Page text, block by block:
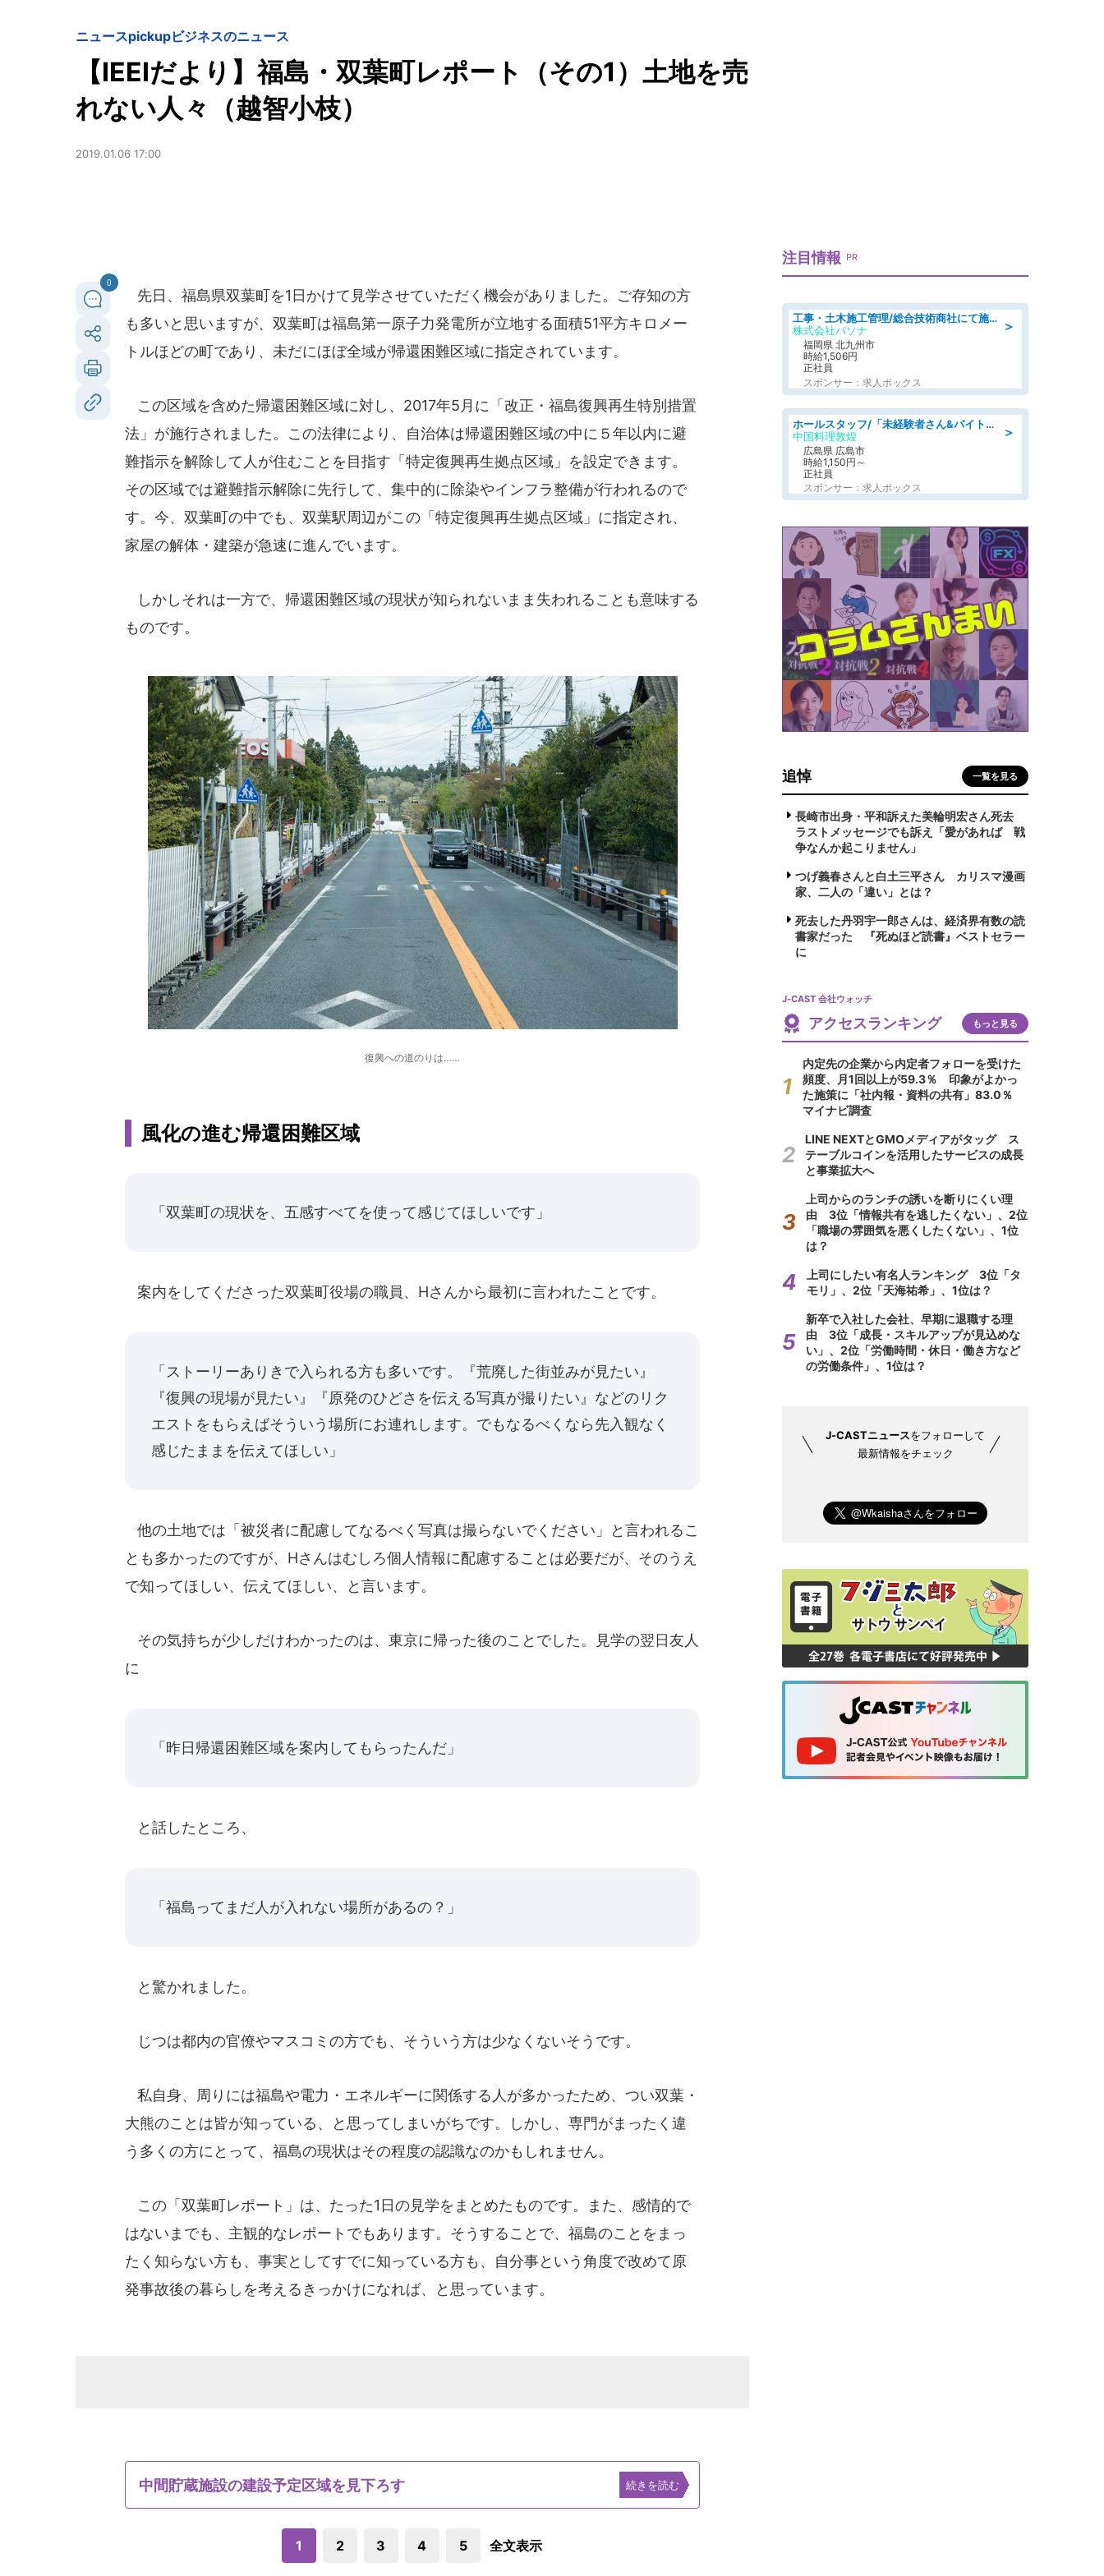
ニュースpickupビジネスのニュース
【IEEIだより】福島・双葉町レポート（その1）土地を売
れない人々（越智小枝）
2019.01.06 17:00
0
先日、福島県双葉町を1日かけて見学させていただく機会がありました。ご存知の方
も多いと思いますが、双葉町は福島第一原子力発電所が立地する面積51平方キロメー
トルほどの町であり、未だにほぼ全域が帰還困難区域に指定されています。
この区域を含めた帰還困難区域に対し、2017年5月に「改正・福島復興再生特別措置
法」が施行されました。この法律により、自治体は帰還困難区域の中に５年以内に避
難指示を解除して人が住むことを目指す「特定復興再生拠点区域」を設定できます。
その区域では避難指示解除に先行して、集中的に除染やインフラ整備が行われるので
す。今、双葉町の中でも、双葉駅周辺がこの「特定復興再生拠点区域」に指定され、
家屋の解体・建築が急速に進んでいます。
しかしそれは一方で、帰還困難区域の現状が知られないまま失われることも意味する
ものです。
復興への道のりは……
風化の進む帰還困難区域
「双葉町の現状を、五感すべてを使って感じてほしいです」
案内をしてくださった双葉町役場の職員、Hさんから最初に言われたことです。
「ストーリーありきで入られる方も多いです。『荒廃した街並みが見たい』
『復興の現場が見たい』『原発のひどさを伝える写真が撮りたい』などのリク
エストをもらえばそういう場所にお連れします。でもなるべくなら先入観なく
感じたままを伝えてほしい」
他の土地では「被災者に配慮してなるべく写真は撮らないでください」と言われるこ
とも多かったのですが、Hさんはむしろ個人情報に配慮することは必要だが、そのうえ
で知ってほしい、伝えてほしい、と言います。
その気持ちが少しだけわかったのは、東京に帰った後のことでした。見学の翌日友人
に
「昨日帰還困難区域を案内してもらったんだ」
と話したところ、
「福島ってまだ人が入れない場所があるの？」
と驚かれました。
じつは都内の官僚やマスコミの方でも、そういう方は少なくないそうです。
私自身、周りには福島や電力・エネルギーに関係する人が多かったため、つい双葉・
大熊のことは皆が知っている、と思ってしまいがちです。しかし、専門がまったく違
う多くの方にとって、福島の現状はその程度の認識なのかもしれません。
この「双葉町レポート」は、たった1日の見学をまとめたものです。また、感情的で
はないまでも、主観的なレポートでもあります。そうすることで、福島のことをまっ
たく知らない方も、事実としてすでに知っている方も、自分事という角度で改めて原
発事故後の暮らしを考えるきっかけになれば、と思っています。
中間貯蔵施設の建設予定区域を見下ろす 続きを読む
1 2 3 4 5 全文表示
注目情報 PR
＞
工事・土木施工管理/総合技術商社にて施工管理のお仕事/即日勤務可/車通勤可/工事・土木施工管理/生産・品質管理
株式会社パソナ
福岡県 北九州市
時給1,506円
正社員
スポンサー：求人ボックス
＞
ホールスタッフ/「未経験者さん&バイトデビューも大歓迎」残業ほぼなし×1日3時間〜勤務OK!フォロー体制も充実/広島県/広島市南区
中国料理敦煌
広島県 広島市
時給1,150円～
正社員
スポンサー：求人ボックス
追悼 一覧を見る
長崎市出身・平和訴えた美輪明宏さん死去
ラストメッセージでも訴え「愛があれば 戦
争なんか起こりません」
つげ義春さんと白土三平さん カリスマ漫画
家、二人の「違い」とは？
死去した丹羽宇一郎さんは、経済界有数の読
書家だった 『死ぬほど読書』ベストセラー
に
J-CAST 会社ウォッチ
アクセスランキング もっと見る
内定先の企業から内定者フォローを受けた
頻度、月1回以上が59.3％ 印象がよかっ
た施策に「社内報・資料の共有」83.0％
マイナビ調査
LINE NEXTとGMOメディアがタッグ ス
テーブルコインを活用したサービスの成長
と事業拡大へ
上司からのランチの誘いを断りにくい理
由 3位「情報共有を逃したくない」、2位
「職場の雰囲気を悪くしたくない」、1位
は？
上司にしたい有名人ランキング 3位「タ
モリ」、2位「天海祐希」、1位は？
新卒で入社した会社、早期に退職する理
由 3位「成長・スキルアップが見込めな
い」、2位「労働時間・休日・働き方など
の労働条件」、1位は？
J-CASTニュースをフォローして
最新情報をチェック